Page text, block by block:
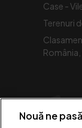
Case -
Terenuri
Nouă ne